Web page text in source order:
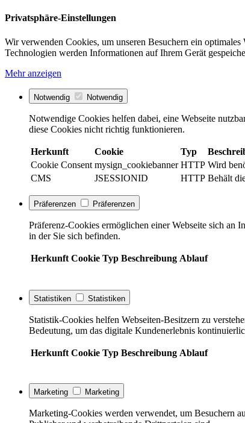
Privatsphäre-Einstellungen
Wir verwenden Cookies, um unseren Besuchern ein
Technologien werden Informationen auf Ihrem Gerät
Mehr anzeigen
Notwendig Notwendig
Notwendige Cookies helfen dabei, eine Webseite
diese Cookies nicht richtig funktionieren.
Herkunft Cookie Typ
Cookie Consent mysign_cookiebanner HTTP Wird
CMS
JSESSIONID HTTP Behält
Präferenzen Präferenzen
Präferenz-Cookies ermöglichen einer Webseite sich an
in der Sie sich befinden.
Herkunft Cookie Typ Beschreibung Ablauf
Statistiken Statistiken
Statistik-Cookies helfen Webseiten-Besitzern zu
Bedeutung, um das digitale Kundenerlebnis
Herkunft Cookie Typ Beschreibung Ablauf
Marketing Marketing
Marketing-Cookies werden verwendet, um Besuchern